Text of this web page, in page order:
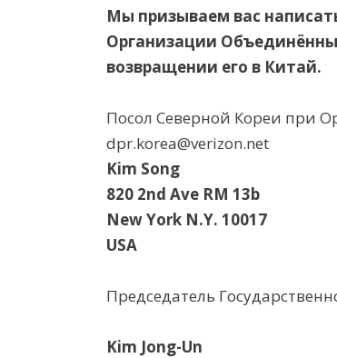
Мы призываем вас
Организации
возвращении его в Китай.
Посол Северной Кореи при
dpr.korea@verizon.net
Kim Song
820 2nd Ave RM 13b
New York N.Y. 10017
USA
Председатель
Kim Jong-Un